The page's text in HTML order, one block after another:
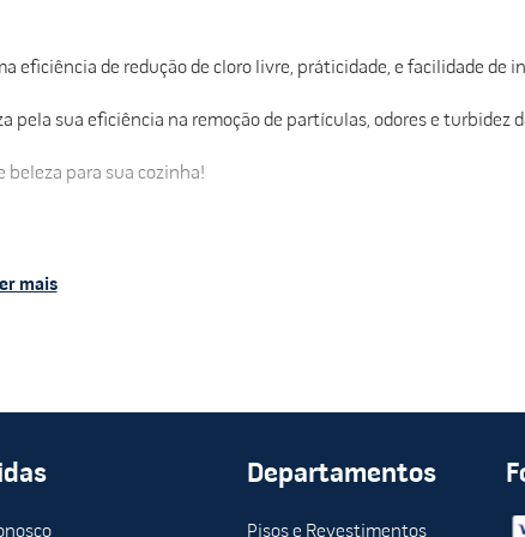
eficiência de redução de cloro livre, práticidade, e facilidade de
pela sua eficiência na remoção de partículas, odores e turbidez
beleza para sua cozinha!
comerciais com consumo médio de água.
mais
Departamentos
Pisos e Revestimentos